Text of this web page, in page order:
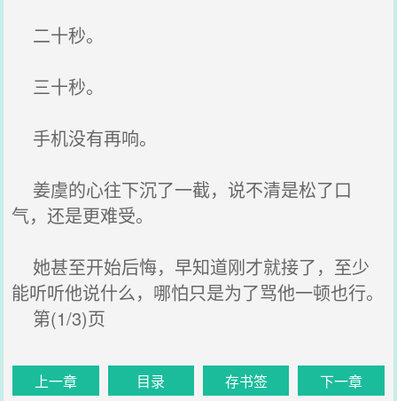
二十秒。
三十秒。
手机没有再响。
姜虞的心往下沉了一截，说不清是松了口
气，还是更难受。
她甚至开始后悔，早知道刚才就接了，至少
能听听他说什么，哪怕只是为了骂他一顿也行。
第(1/3)页
上一章 目录 存书签 下一章